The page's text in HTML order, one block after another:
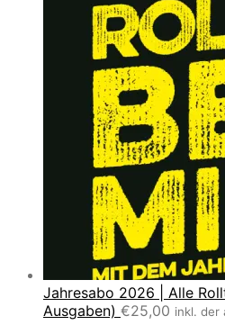
Jahresabo 2026 | Alle
Ausgaben) €25,00 inkl. der